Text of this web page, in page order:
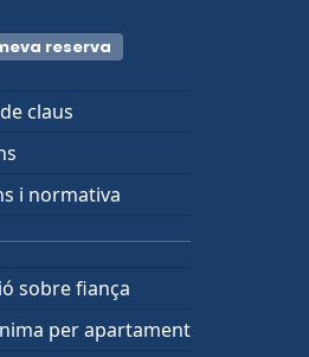
reserva
claus
i normativa
sobre fiança
per apartament